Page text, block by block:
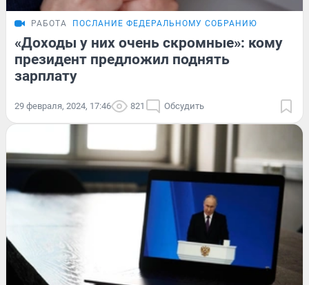
РАБОТА ПОСЛАНИЕ ФЕДЕРАЛЬНОМУ СОБРАНИЮ
«Доходы у них очень скромные»: кому
президент предложил поднять
зарплату
29 февраля, 2024, 17:46 821 Обсудить